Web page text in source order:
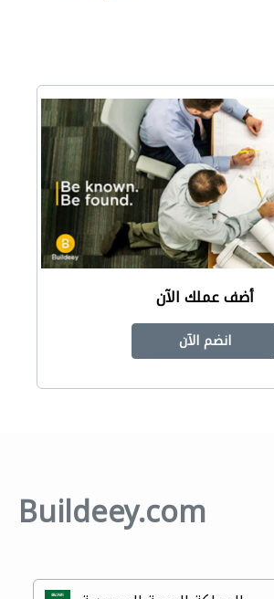
أضف عملك الآن
انضم الآن
Buildeey.com